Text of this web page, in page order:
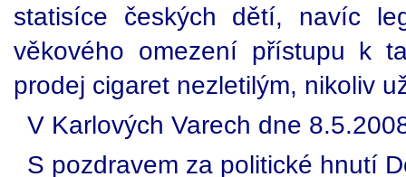
statisíce českých dětí, navíc
věkového omezení přístupu k
prodej cigaret nezletilým, nikoliv
V Karlových Varech dne
S pozdravem za politické hnutí